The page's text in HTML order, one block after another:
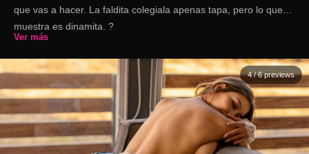
que vas a hacer. La faldita colegiala apenas tapa, pero lo que
muestra es dinamita. ?
Ver más
4/ 6 previews